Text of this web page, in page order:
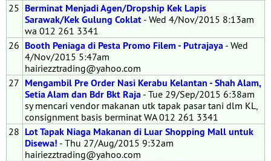
25 Berminat Menjadi Agen/Dropship Kek Lapis
Sarawak/Kek Gulung Coklat - Wed 4/Nov/2015 8:13am
wa 012 261 3341
26 Booth Peniaga di Pesta Promo Filem - Putrajaya - Wed
4/Nov/2015 5:47am
hairiezztrading@yahoo.com
27 Mengambil Pre Order Nasi Kerabu Kelantan - Shah Alam,
Setia Alam dan Bdr Bkt Raja - Tue 29/Sep/2015 6:38am
sy mencari vendor makanan utk tapak pasar tani dlm KL,
consignment basis berminat WA 012 261 3341
28 Lot Tapak Niaga Makanan di Luar Shopping Mall untuk
Disewa! - Thu 27/Aug/2015 9:32am
hairiezztrading@yahoo.com